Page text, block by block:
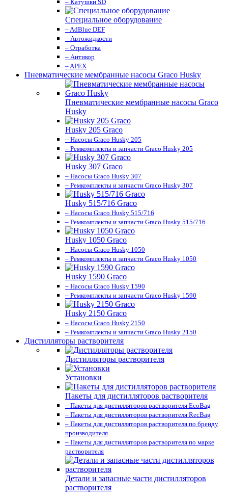
– Катушки SD
Специальное оборудование
– AdBlue DEF
– Автожидкости
– Отработка
– Антикор
– APEX
Пневматические мембранные насосы Graco Husky
Пневматические мембранные насосы Graco
Husky
Husky 205 Graco
– Насосы Graco Husky 205
– Ремкомплекты и запчасти Graco Husky 205
Husky 307 Graco
– Насосы Graco Husky 307
– Ремкомплекты и запчасти Graco Husky 307
Husky 515/716 Graco
– Насосы Graco Husky 515/716
– Ремкомплекты и запчасти Graco Husky 515/716
Husky 1050 Graco
– Насосы Graco Husky 1050
– Ремкомплекты и запчасти Graco Husky 1050
Husky 1590 Graco
– Насосы Graco Husky 1590
– Ремкомплекты и запчасти Graco Husky 1590
Husky 2150 Graco
– Насосы Graco Husky 2150
– Ремкомплекты и запчасти Graco Husky 2150
Дистилляторы растворителя
Дистилляторы растворителя
Установки
Пакеты для дистилляторов растворителя
– Пакеты для дистилляторов растворителя EcoBag
– Пакеты для дистилляторов растворителя RecBag
– Пакеты для дистилляторов растворителя по бренду
производителя
– Пакеты для дистилляторов растворителя по марке
растворителя
Детали и запасные части дистилляторов
растворителя